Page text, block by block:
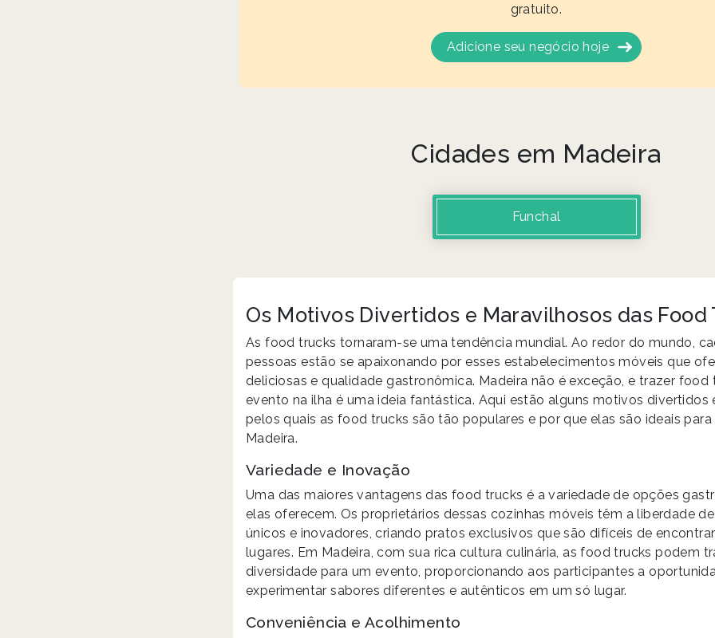
gratuito.
Adicione seu negócio hoje
Cidades em Madeira
Funchal
Os Motivos Divertidos e Maravilhosos das Food
As food trucks tornaram-se uma tendência mundial. Ao redor do mundo,
pessoas estão se apaixonando por esses estabelecimentos móveis que
deliciosas e qualidade gastronômica. Madeira não é exceção, e trazer food
evento na ilha é uma ideia fantástica. Aqui estão alguns motivos divertidos
pelos quais as food trucks são tão populares e por que elas são ideais
Madeira.
Variedade e Inovação
Uma das maiores vantagens das food trucks é a variedade de opções
elas oferecem. Os proprietários dessas cozinhas móveis têm a liberdade
únicos e inovadores, criando pratos exclusivos que são difíceis de
lugares. Em Madeira, com sua rica cultura culinária, as food trucks podem
diversidade para um evento, proporcionando aos participantes a
experimentar sabores diferentes e autênticos em um só lugar.
Conveniência e Acolhimento